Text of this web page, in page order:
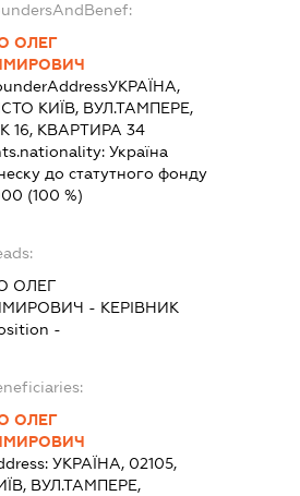
ОЛЕГ
УКРАЇНА,
КИЇВ, ВУЛ.ТАМПЕРЕ,
16, КВАРТИРА 34
Україна
до статутного фонду
(100 %)
ОЛЕГ
- КЕРІВНИК
-
ОЛЕГ
УКРАЇНА, 02105,
ВУЛ.ТАМПЕРЕ,